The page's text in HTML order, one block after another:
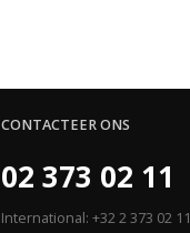
CONTACTEER ONS
02 373 02 11
International: +32 2 373 02 11